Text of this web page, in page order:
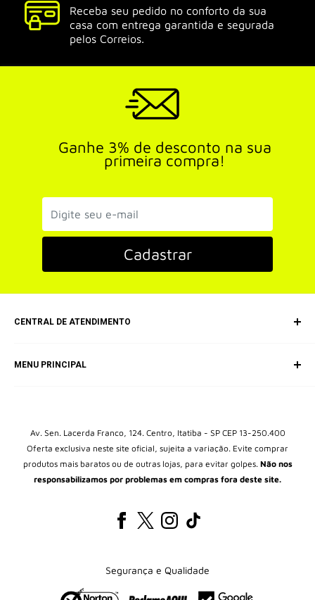
Receba seu pedido no conforto da sua
casa com entrega garantida e segurada
pelos Correios.
Ganhe 3% de desconto na sua
primeira compra!
Cadastrar
CENTRAL DE ATENDIMENTO
MENU PRINCIPAL
Álbuns
Packs
Av. Sen. Lacerda Franco, 124. Centro, Itatiba - SP CEP 13-250.400
Oferta exclusiva neste site oficial, sujeita a variação. Evite comprar
produtos mais baratos ou de outras lojas, para evitar golpes. Não nos
responsabilizamos por problemas em compras fora deste site.
Segurança e Qualidade